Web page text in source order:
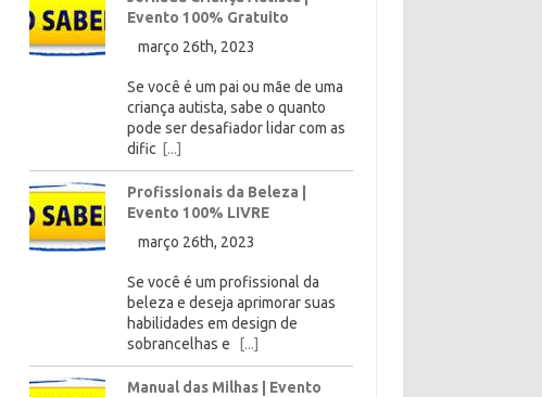
Evento 100% Gratuito
março 26th, 2023
Se você é um pai ou mãe de uma
criança autista, sabe o quanto
pode ser desafiador lidar com as
dific [...]
Profissionais da Beleza |
Evento 100% LIVRE
março 26th, 2023
Se você é um profissional da
beleza e deseja aprimorar suas
habilidades em design de
sobrancelhas e
[...]
Manual das Milhas | Evento